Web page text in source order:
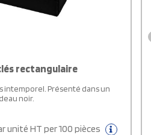
rectangulaire
intemporel. Présenté dans un
noir.
unité HT per 100 pièces